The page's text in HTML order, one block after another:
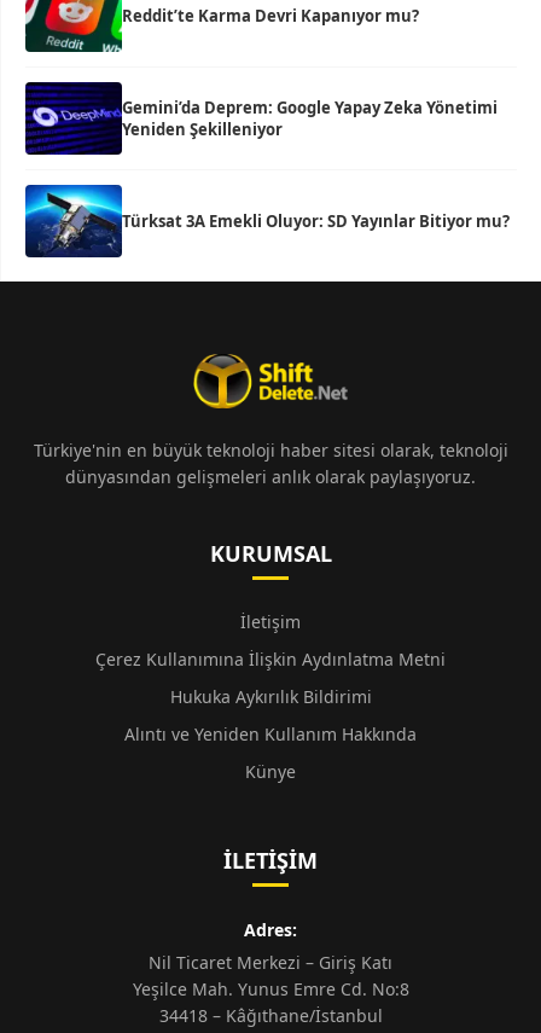
Reddit’te Karma Devri Kapanıyor mu?
Gemini’da Deprem: Google Yapay Zeka Yönetimi
Yeniden Şekilleniyor
Türksat 3A Emekli Oluyor: SD Yayınlar Bitiyor mu?
Türkiye'nin en büyük teknoloji haber sitesi olarak, teknoloji
dünyasından gelişmeleri anlık olarak paylaşıyoruz.
KURUMSAL
İletişim
Çerez Kullanımına İlişkin Aydınlatma Metni
Hukuka Aykırılık Bildirimi
Alıntı ve Yeniden Kullanım Hakkında
Künye
İLETIŞIM
Adres:
Nil Ticaret Merkezi – Giriş Katı
Yeşilce Mah. Yunus Emre Cd. No:8
34418 – Kâğıthane/İstanbul